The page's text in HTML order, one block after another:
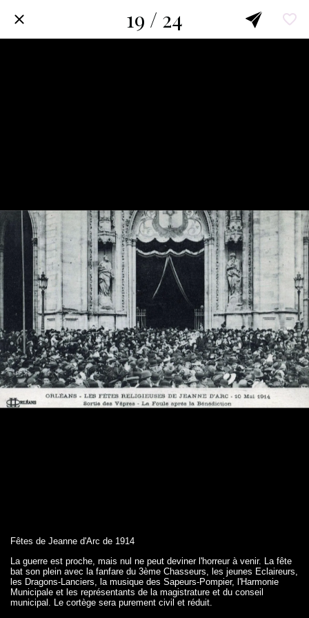
19 / 24
Fêtes de Jeanne d'Arc de 1914
La guerre est proche, mais nul ne peut deviner l'horreur à venir. La fête
bat son plein avec la fanfare du 3ème Chasseurs, les jeunes Eclaireurs,
les Dragons-Lanciers, la musique des Sapeurs-Pompier, l'Harmonie
Municipale et les représentants de la magistrature et du conseil
municipal. Le cortège sera purement civil et réduit.